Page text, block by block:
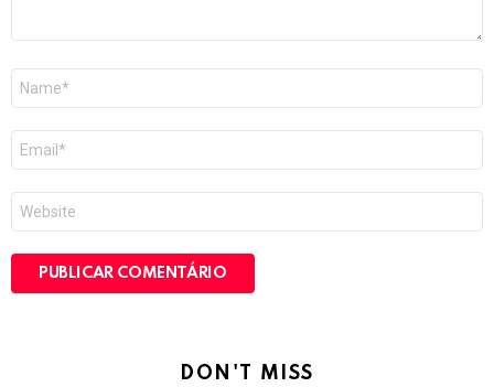
mail
*
DON'T MISS